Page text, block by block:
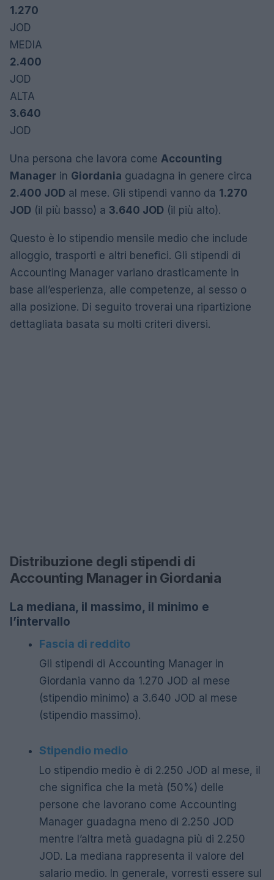
1.270
JOD
MEDIA
2.400
JOD
ALTA
3.640
JOD
Una persona che lavora come Accounting
Manager in Giordania guadagna in genere circa
2.400 JOD al mese. Gli stipendi vanno da 1.270
JOD (il più basso) a 3.640 JOD (il più alto).
Questo è lo stipendio mensile medio che include
alloggio, trasporti e altri benefici. Gli stipendi di
Accounting Manager variano drasticamente in
base all’esperienza, alle competenze, al sesso o
alla posizione. Di seguito troverai una ripartizione
dettagliata basata su molti criteri diversi.
Distribuzione degli stipendi di
Accounting Manager in Giordania
La mediana, il massimo, il minimo e
l’intervallo
Fascia di reddito
Gli stipendi di Accounting Manager in
Giordania vanno da 1.270 JOD al mese
(stipendio minimo) a 3.640 JOD al mese
(stipendio massimo).
Stipendio medio
Lo stipendio medio è di 2.250 JOD al mese, il
che significa che la metà (50%) delle
persone che lavorano come Accounting
Manager guadagna meno di 2.250 JOD
mentre l’altra metà guadagna più di 2.250
JOD. La mediana rappresenta il valore del
salario medio. In generale, vorresti essere sul